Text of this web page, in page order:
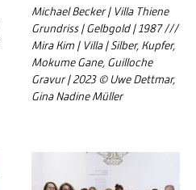
Michael Becker | Villa Thiene
Grundriss | Gelbgold | 1987 ///
Mira Kim | Villa | Silber, Kupfer,
Mokume Gane, Guilloche
Gravur | 2023 © Uwe Dettmar,
Gina Nadine Müller